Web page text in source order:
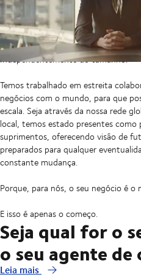
Em um mundo incerto, as empresas
suprimentos preparadas para
que temos oferecido aos nossos
Independentemente do setor em
Independentemente do tamanho.
Temos trabalhado em estreita
negócios com o mundo, para que
escala. Seja através da nossa rede
local, temos estado presentes como
suprimentos, oferecendo visão de
preparados para qualquer
constante mudança.
Porque, para nós, o seu negócio é o
E isso é apenas o começo.
Seja qual for o
o seu agente
Leia mais